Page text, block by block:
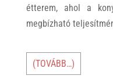
étterem, ahol a
megbízható
(TOVÁBB…)